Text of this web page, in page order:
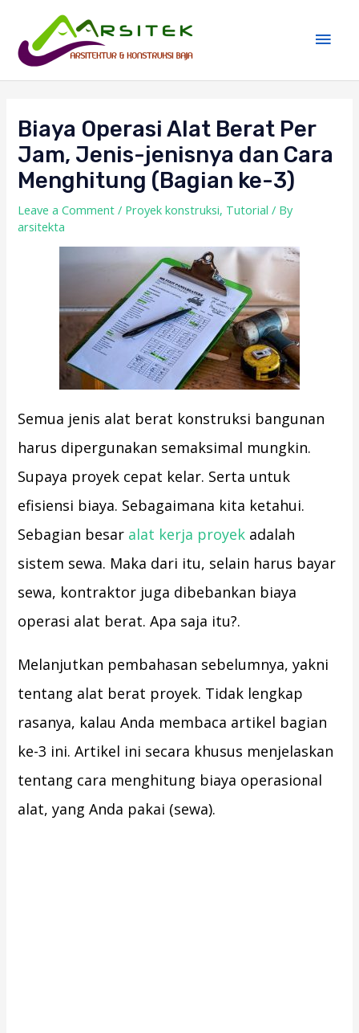
content
Biaya Operasi Alat Berat Per
Jam, Jenis-jenisnya dan Cara
Menghitung (Bagian ke-3)
Leave a Comment / Proyek konstruksi, Tutorial / By
arsitekta
Semua jenis alat berat konstruksi bangunan
harus dipergunakan semaksimal mungkin.
Supaya proyek cepat kelar. Serta untuk
efisiensi biaya. Sebagaimana kita ketahui.
Sebagian besar alat kerja proyek adalah
sistem sewa. Maka dari itu, selain harus bayar
sewa, kontraktor juga dibebankan biaya
operasi alat berat. Apa saja itu?.
Melanjutkan pembahasan sebelumnya, yakni
tentang alat berat proyek. Tidak lengkap
rasanya, kalau Anda membaca artikel bagian
ke-3 ini. Artikel ini secara khusus menjelaskan
tentang cara menghitung biaya operasional
alat, yang Anda pakai (sewa).